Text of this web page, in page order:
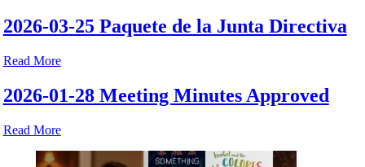
2026-03-25 Paquete de la Junta Directiva
Read More
2026-01-28 Meeting Minutes Approved
Read More